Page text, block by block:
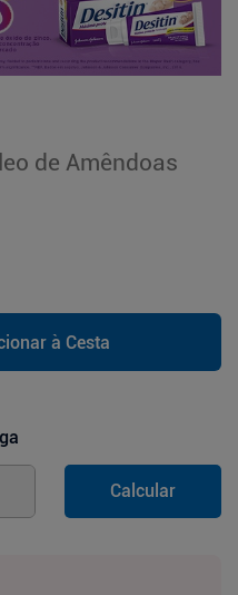
de Amêndoas
à Cesta
Calcular